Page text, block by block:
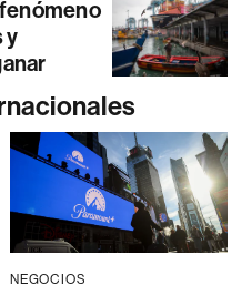
y
NEGOCIOS